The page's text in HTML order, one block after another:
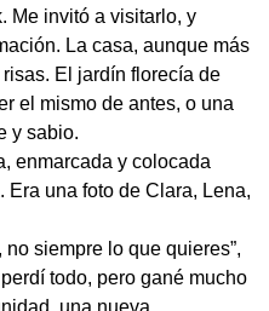
Me invitó a visitarlo, y
La casa, aunque más
El jardín florecía de
el mismo de antes, o una
y sabio.
enmarcada y colocada
una foto de Clara, Lena,
siempre lo que quieres”,
todo, pero gané mucho
una nueva